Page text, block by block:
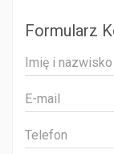
Formularz